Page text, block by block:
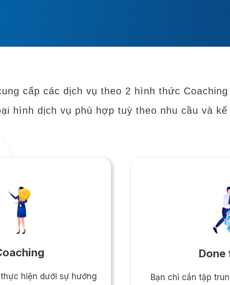
cấp các dịch vụ theo 2 hình thức
hình dịch vụ phù hợp tuỳ theo nhu cầu và
hiện dưới sự hướng
Done
Bạn chỉ cần tập